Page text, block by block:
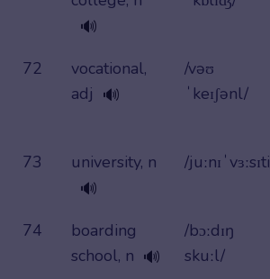
🔊
72
vocational,
adj 🔊
/vəʊ
ˈkeɪʃənl/
73
university, n
🔊
/
74
boarding
school, n 🔊
/bɔːdɪŋ
skuːl/